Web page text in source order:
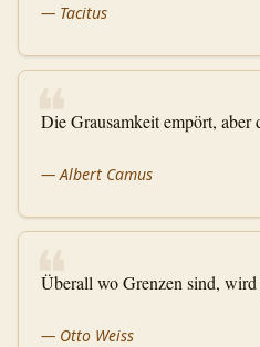
— Tacitus
❝
Die Grausamkeit empört,
—Albert Camus
❝
Überall wo Grenzen sind, wird
— Otto Weiss